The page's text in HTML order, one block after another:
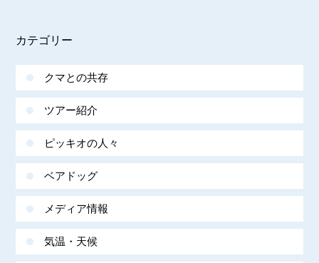
カテゴリー
クマとの共存
ツアー紹介
ピッキオの人々
ベアドッグ
メディア情報
気温・天候